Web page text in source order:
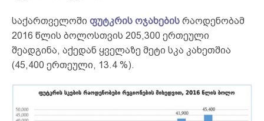
საქართველოში ფუტკრის ოჯახების რაოდენობამ
2016 წლის ბოლოსთვის 205,300 ერთეული
შეადგინა, აქედან ყველაზე მეტი სკა კახეთშია
(45,400 ერთეული, 13.4 %).